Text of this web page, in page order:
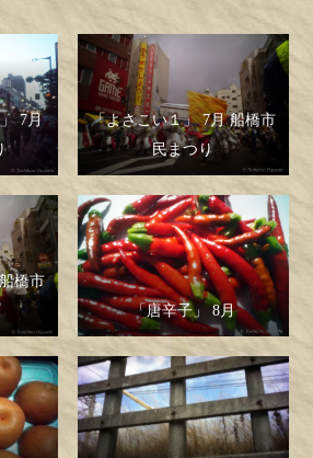
7月
「よさこい１」 7月 船橋市
民まつり
橋市
「唐辛子」 8月